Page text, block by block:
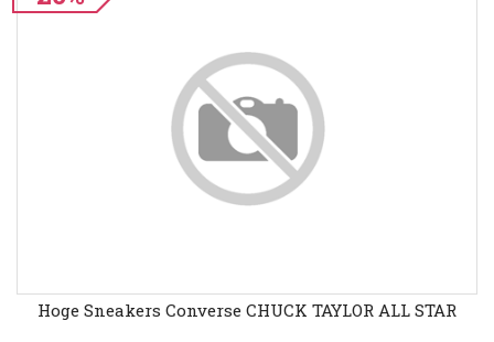
Hoge Sneakers Converse CHUCK TAYLOR ALL STAR